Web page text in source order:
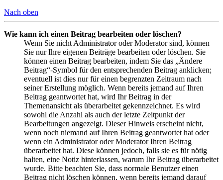
Nach oben
Wie kann ich einen Beitrag bearbeiten oder löschen?
Wenn Sie nicht Administrator oder Moderator sind, können
Sie nur Ihre eigenen Beiträge bearbeiten oder löschen. Sie
können einen Beitrag bearbeiten, indem Sie das „Ändere
Beitrag“-Symbol für den entsprechenden Beitrag anklicken;
eventuell ist dies nur für einen begrenzten Zeitraum nach
seiner Erstellung möglich. Wenn bereits jemand auf Ihren
Beitrag geantwortet hat, wird Ihr Beitrag in der
Themenansicht als überarbeitet gekennzeichnet. Es wird
sowohl die Anzahl als auch der letzte Zeitpunkt der
Bearbeitungen angezeigt. Dieser Hinweis erscheint nicht,
wenn noch niemand auf Ihren Beitrag geantwortet hat oder
wenn ein Administrator oder Moderator Ihren Beitrag
überarbeitet hat. Diese können jedoch, falls sie es für nötig
halten, eine Notiz hinterlassen, warum Ihr Beitrag überarbeitet
wurde. Bitte beachten Sie, dass normale Benutzer einen
Beitrag nicht löschen können, wenn bereits jemand darauf